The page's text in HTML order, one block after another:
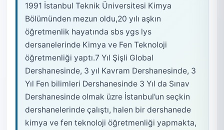
1991 İstanbul Teknik Üniversitesi Kimya
Bölümünden mezun oldu,20 yılı aşkın
öğretmenlik hayatında sbs ygs lys
dersanelerinde Kimya ve Fen Teknoloji
öğretmenliği yaptı.7 Yıl Şişli Global
Dershanesinde, 3 yıl Kavram Dershanesinde, 3
Yıl Fen bilimleri Dershanesinde 3 Yıl da Sınav
Dershanesinde olmak üzre İstanbul’un seçkin
dershanelerinde çalıştı, halen bir dershanede
kimya ve fen teknoloji öğretmenliği yapmakta,